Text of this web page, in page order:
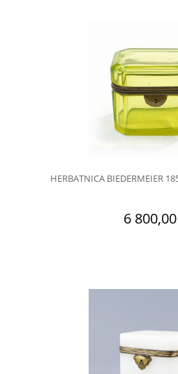
HERBATNICA BIEDERMEIER
6 800,00